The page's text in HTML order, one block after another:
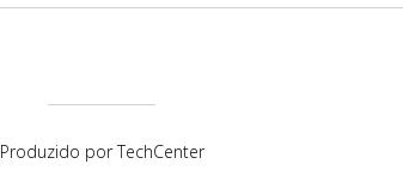
Produzido porTechCenter